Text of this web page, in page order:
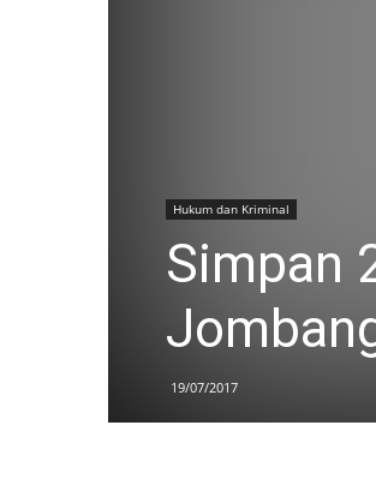
Hukum dan Kriminal
Simpan
19/07/2017